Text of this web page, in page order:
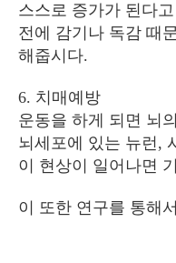
스스로 증가가 된다
전에 감기나 독감 때
해줍시다.
6. 치매예방
운동을 하게 되면 뇌
뇌세포에 있는 뉴런,
이 현상이 일어나면
이 또한 연구를 통해